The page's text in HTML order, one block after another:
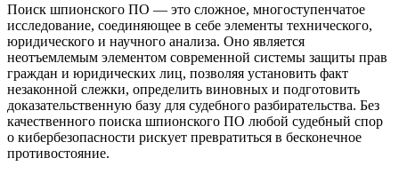
Поиск шпионского ПО — это сложное, многоступенчатое
исследование, соединяющее в себе элементы технического,
юридического и научного анализа. Оно является
неотъемлемым элементом современной системы защиты прав
граждан и юридических лиц, позволяя установить факт
незаконной слежки, определить виновных и подготовить
доказательственную базу для судебного разбирательства. Без
качественного поиска шпионского ПО любой судебный спор
о кибербезопасности рискует превратиться в бесконечное
противостояние.